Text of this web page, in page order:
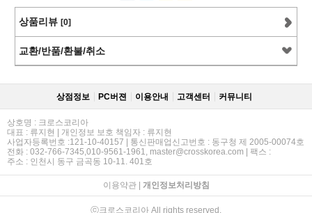
상품리뷰 [0]
교환/반품/환불/취소
상점정보 PC버젼 이용안내 고객센터 커뮤니티
상호명 : 크로스코리아
대표 : 류지현 | 개인정보 보호 책임자 : 류지현
사업자등록번호 :121-10-40157 | 통신판매업신고번호 : 동구청 제 2005-00074호
전화 : 032-766-7345,010-9561-1961, master@crosskorea.com | 팩스 :
주소 : 인천시 동구 금곡동 10-11. 401호
이용약관| 개인정보처리방침
ⓒ크로스코리아 All rights reserved.